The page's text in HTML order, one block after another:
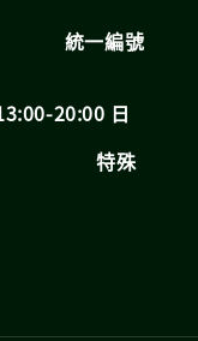
號
20:00 日
殊